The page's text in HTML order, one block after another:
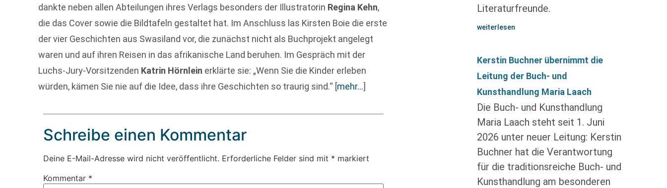
dankte neben allen Abteilungen ihres Verlags besonders der Illustratorin Regina Kehn,
die das Cover sowie die Bildtafeln gestaltet hat. Im Anschluss las Kirsten Boie die erste
der vier Geschichten aus Swasiland vor, die zunächst nicht als Buchprojekt angelegt
waren und auf ihren Reisen in das afrikanische Land beruhen. Im Gespräch mit der
Luchs-Jury-Vorsitzenden Katrin Hörnlein erklärte sie: „Wenn Sie die Kinder erleben
würden, kämen Sie nie auf die Idee, dass ihre Geschichten so traurig sind.“ [mehr…]
Schreibe einen Kommentar
Deine E-Mail-Adresse wird nicht veröffentlicht. Erforderliche Felder sind mit * markiert
Kommentar *
Literaturfreunde.
weiterlesen
Kerstin Buchner übernimmt die
Leitung der Buch- und
Kunsthandlung Maria Laach
Die Buch- und Kunsthandlung
Maria Laach steht seit 1. Juni
2026 unter neuer Leitung: Kerstin
Buchner hat die Verantwortung
für die traditionsreiche Buch- und
Kunsthandlung am besonderen